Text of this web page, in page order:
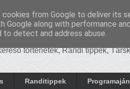
történetek, Randi tippek,
Randitippek
cookies from Google to deliver its
Google along with performance
to detect and address abuse.